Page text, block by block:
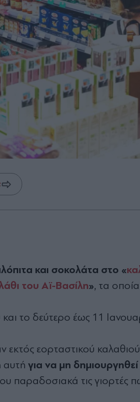
και σοκολάτα στο «
του Αϊ-Βασίλη», τα
το δεύτερο έως 11
εκτός εορταστικού
αυτή για να μη
παραδοσιακά τις γιορτές